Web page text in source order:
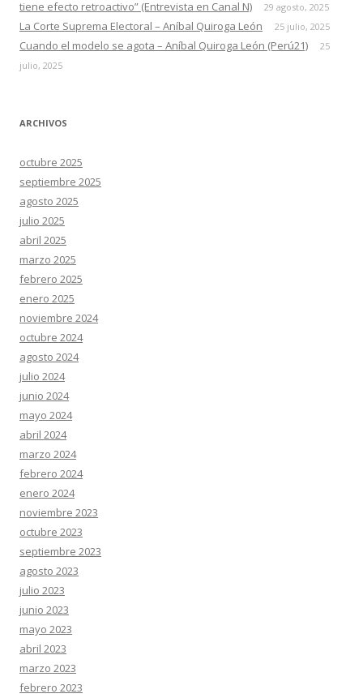
tiene efecto retroactivo” (Entrevista en Canal N) 29 agosto, 2025
La Corte Suprema Electoral – Aníbal Quiroga León 25 julio, 2025
Cuando el modelo se agota – Aníbal Quiroga León (Perú21)
25
julio, 2025
ARCHIVOS
octubre 2025
septiembre 2025
agosto 2025
julio 2025
abril 2025
marzo 2025
febrero 2025
enero 2025
noviembre 2024
octubre 2024
agosto 2024
julio 2024
junio 2024
mayo 2024
abril 2024
marzo 2024
febrero 2024
enero 2024
noviembre 2023
octubre 2023
septiembre 2023
agosto 2023
julio 2023
junio 2023
mayo 2023
abril 2023
marzo 2023
febrero 2023